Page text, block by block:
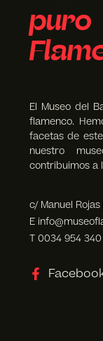
puro
El Museo del
flamenco.
facetas de
nuestro
contribuimos a
c/ Manuel
E
T 0034 954 340